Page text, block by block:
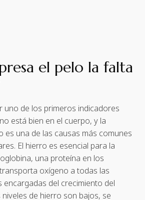
el pelo la falta
uno de los primeros indicadores
está bien en el cuerpo, y la
es una de las causas más comunes
El hierro es esencial para la
una proteína en los
oxígeno a todas las
encargadas del crecimiento del
de hierro son bajos, se